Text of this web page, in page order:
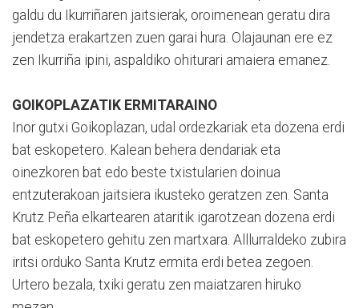
galdu du Ikurriñaren jaitsierak, oroimenean geratu dira
jendetza erakartzen zuen garai hura. Olajaunan ere ez
zen Ikurriña ipini, aspaldiko ohiturari amaiera emanez.
GOIKOPLAZATIK ERMITARAINO
Inor gutxi Goikoplazan, udal ordezkariak eta dozena erdi
bat eskopetero. Kalean behera dendariak eta
oinezkoren bat edo beste txistularien doinua
entzuterakoan jaitsiera ikusteko geratzen zen. Santa
Krutz Peña elkartearen ataritik igarotzean dozena erdi
bat eskopetero gehitu zen martxara. Alllurraldeko zubira
iritsi orduko Santa Krutz ermita erdi betea zegoen.
Urtero bezala, txiki geratu zen maiatzaren hiruko